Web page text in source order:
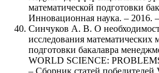
математической подготовки
Инновационная наука. – 2016.
Синчуков А. В. О
исследования математических
подготовки бакалавра
WORLD SCIENCE:
– Сборник статей